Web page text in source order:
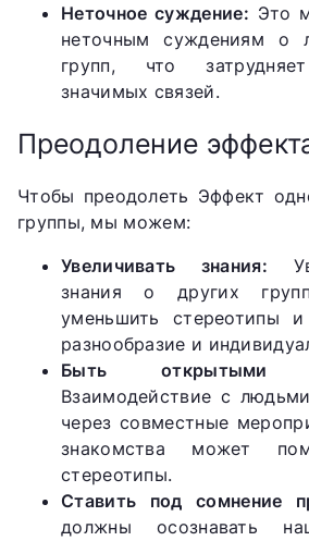
Неточное суждение: Это
неточным суждениям о
групп, что
значимых связей.
Преодоление
Чтобы преодолеть Эффект
группы, мы можем:
Увеличивать знания:
знания о других
уменьшить стереотипы
разнообразие и
Быть открытыми
Взаимодействие с
через совместные
знакомства может
стереотипы.
Ставить под сомнение
должны осознавать